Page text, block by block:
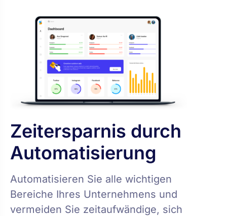
Zeitersparnis durch
Automatisierung
Automatisieren Sie alle wichtigen
Bereiche Ihres Unternehmens und
vermeiden Sie zeitaufwändige, sich